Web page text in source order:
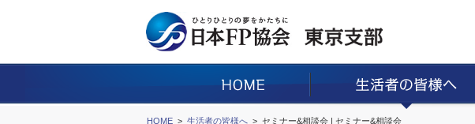
HOME 生活者の皆様へ セミナー&相談会 | セミナー&相談会